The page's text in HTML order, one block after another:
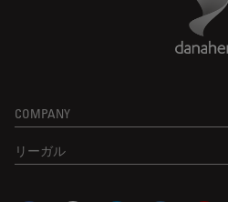
COMPANY
リーガル